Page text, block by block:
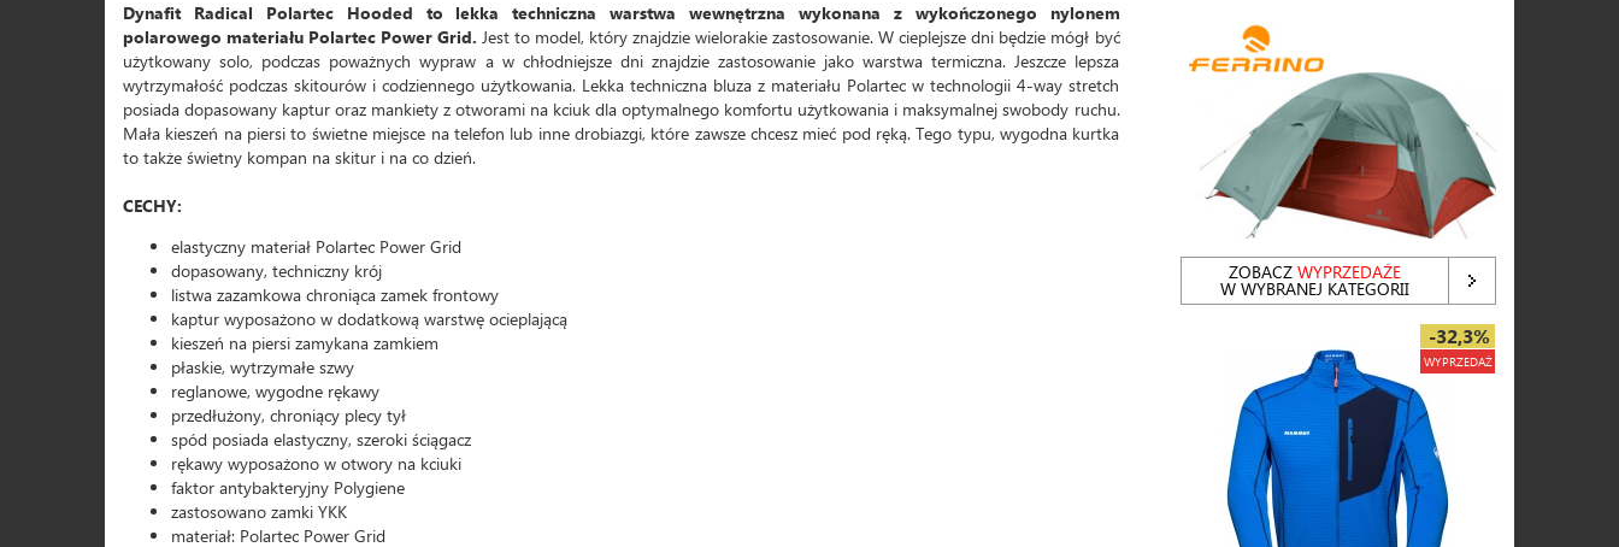
Dynafit Radical Polartec Hooded to lekka techniczna warstwa wewnętrzna wykonana z wykończonego nylonem
polarowego materiału Polartec Power Grid. Jest to model, który znajdzie wielorakie zastosowanie. W cieplejsze dni będzie mógł być
użytkowany solo, podczas poważnych wypraw a w chłodniejsze dni znajdzie zastosowanie jako warstwa termiczna. Jeszcze lepsza
wytrzymałość podczas skitourów i codziennego użytkowania. Lekka techniczna bluza z materiału Polartec w technologii 4-way stretch
posiada dopasowany kaptur oraz mankiety z otworami na kciuk dla optymalnego komfortu użytkowania i maksymalnej swobody ruchu.
Mała kieszeń na piersi to świetne miejsce na telefon lub inne drobiazgi, które zawsze chcesz mieć pod ręką. Tego typu, wygodna kurtka
to także świetny kompan na skitur i na co dzień.
CECHY:
elastyczny materiał Polartec Power Grid
dopasowany, techniczny krój
listwa zazamkowa chroniąca zamek frontowy
kaptur wyposażono w dodatkową warstwę ocieplającą
kieszeń na piersi zamykana zamkiem
płaskie, wytrzymałe szwy
reglanowe, wygodne rękawy
przedłużony, chroniący plecy tył
spód posiada elastyczny, szeroki ściągacz
rękawy wyposażono w otwory na kciuki
faktor antybakteryjny Polygiene
zastosowano zamki YKK
materiał: Polartec Power Grid
ZOBACZ WYPRZEDAŻE
W WYBRANEJ KATEGORII
-32,3%
WYPRZEDAŻ